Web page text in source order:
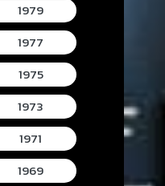
1979
1977
1975
1973
1971
1969